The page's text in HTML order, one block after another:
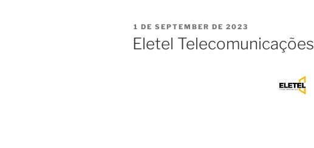
1 DE SEPTEMBER DE 2023
Eletel Telecomunicações